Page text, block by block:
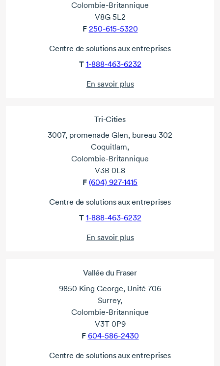
Colombie-Britannique
V8G 5L2
F 250-615-5320
Centre de solutions aux entreprises
T 1-888-463-6232
En savoir plus
Tri-Cities
3007, promenade Glen, bureau 302
Coquitlam,
Colombie-Britannique
V3B 0L8
F (604) 927-1415
Centre de solutions aux entreprises
T 1-888-463-6232
En savoir plus
Vallée du Fraser
9850 King George, Unité 706
Surrey,
Colombie-Britannique
V3T 0P9
F 604-586-2430
Centre de solutions aux entreprises